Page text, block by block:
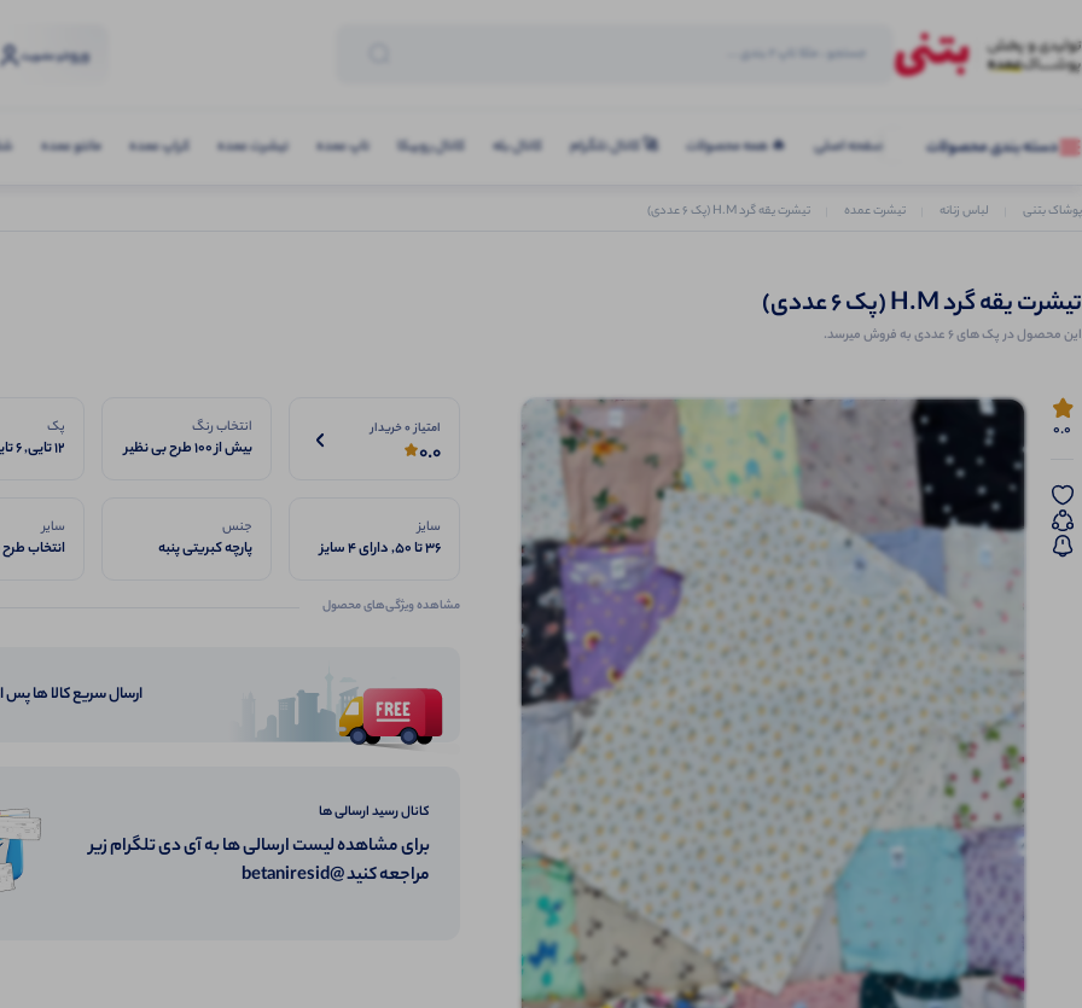
ورودو عضویت
دسته بندی محصولات صفحه اصلی 🔥 همه محصولات 🚀 کانال تلگرام کانال بله کانال روبیکا تاپ عمده تیشرت عمده کراپ عمده مانتو عمده
پوشاک بتنی لباس زنانه تیشرت عمده تیشرت یقه گرد H.M (پک 6 عددی)
تیشرت یقه گرد H.M (پک 6 عددی)
این محصول در پک های 6 عددی به فروش میرسد.
0.0 امتیاز 0 خریدار
0.0
انتخاب رنگ
بیش از ۱۰۰ طرح بی نظیر
پک
12 تایی, 6 تایی
سایز
36 تا 50, دارای ۴ سایز
جنس
پارچه کبریتی پنبه
سایر
انتخاب
مشاهده ویژگی‌های محصول
ارسال سریع کالا ها
کانال رسید ارسالی ها
برای مشاهده لیست ارسالی ها به آی دی تلگرام زیر
مراجعه کنید @betaniresid